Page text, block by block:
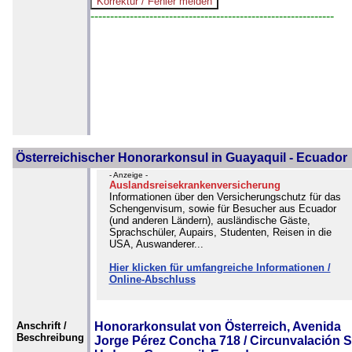
--------------------------------------------------------------
Österreichischer Honorarkonsul in Guayaquil - Ecuador
- Anzeige -
Auslandsreisekrankenversicherung
Informationen über den Versicherungschutz für das
Schengenvisum, sowie für Besucher aus Ecuador
(und anderen Ländern), ausländische Gäste,
Sprachschüler, Aupairs, Studenten, Reisen in die
USA, Auswanderer...
Hier klicken für umfangreiche Informationen /
Online-Abschluss
Anschrift /
Beschreibung
Honorarkonsulat von Österreich, Avenida
Jorge Pérez Concha 718 / Circunvalación